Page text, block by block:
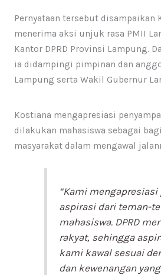
Pernyataan tersebut disampaikan
menerima aksi unjuk rasa PMII
Kantor DPRD Provinsi Lampung.
ia didampingi pimpinan dan
Lampung serta Wakil Gubernur
Kostiana mengapresiasi
dilakukan mahasiswa sebagai
masyarakat dalam mengawal
“Kami
aspirasi dari teman-
mahasiswa. DPRD
rakyat, sehingga
kami kawal sesuai
dan kewenangan